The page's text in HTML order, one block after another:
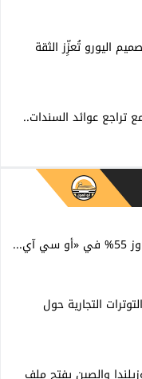
اليورو تُعزِّز الثقة
يقفز 4.4% مع تراجع عوائد السندات..
التجارية حول